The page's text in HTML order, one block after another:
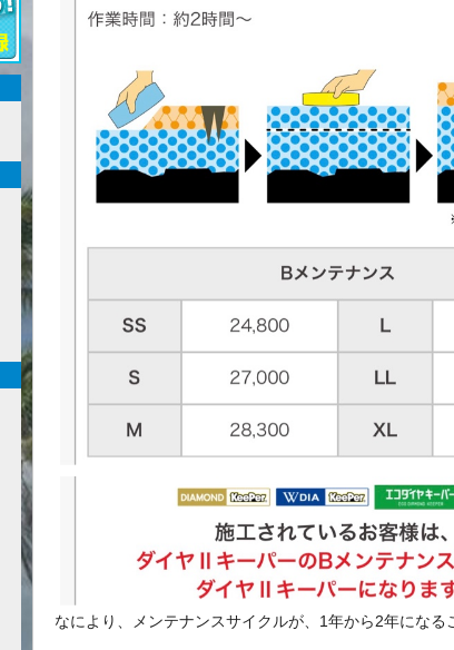
なにより、メンテナンスサイクルが、1年から2年になる